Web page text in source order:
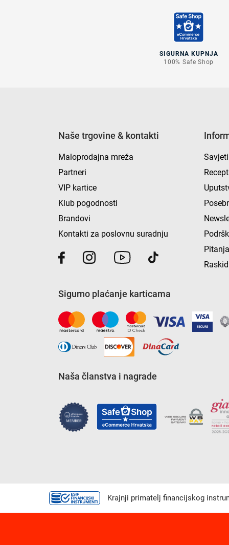
SIGURNA KUPNJA
100% Safe Shop
Naše trgovine & kontakti
Maloprodajna mreža
Partneri
VIP kartice
Klub pogodnosti
Brandovi
Kontakti za poslovnu suradnju
Sigurno plaćanje karticama
Naša članstva i nagrade
Krajnji primatelj financijskog